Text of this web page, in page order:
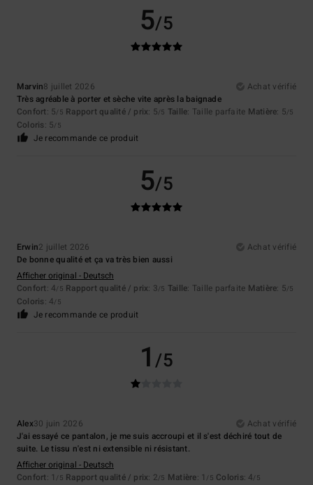
5/5
Marvin8 juillet 2026
Achat vérifié
Très agréable à porter et sèche vite après la baignade
Confort: 5/5 Rapport qualité / prix: 5/5 Taille: Taille parfaite Matière: 5/5
Coloris: 5/5
Je recommande ce produit
5/5
Erwin2 juillet 2026
Achat vérifié
De bonne qualité et ça va très bien aussi
Afficher original - Deutsch
Confort: 4/5 Rapport qualité / prix: 3/5 Taille: Taille parfaite Matière: 5/5
Coloris: 4/5
Je recommande ce produit
1/5
Alex30 juin 2026
Achat vérifié
J'ai essayé ce pantalon, je me suis accroupi et il s'est déchiré tout de
suite. Le tissu n'est ni extensible ni résistant.
Afficher original - Deutsch
Confort: 1 /5 Rapport qualité / prix: 2/5 Matière: 1 /5 Coloris: 4/5